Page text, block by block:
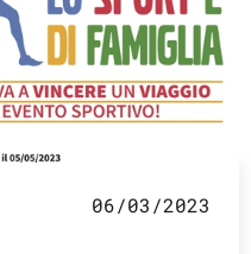
06/03/2023